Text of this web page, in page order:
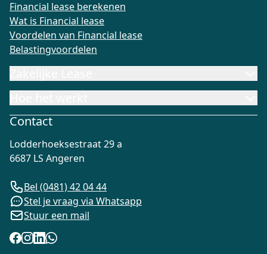
Financial lease berekenen
Wat is Financial lease
Voordelen van Financial lease
Belastingvoordelen
Contact
Lodderhoeksestraat 29 a
6687 LS Angeren
Bel (0481) 42 04 44
Stel je vraag via Whatsapp
Stuur een mail